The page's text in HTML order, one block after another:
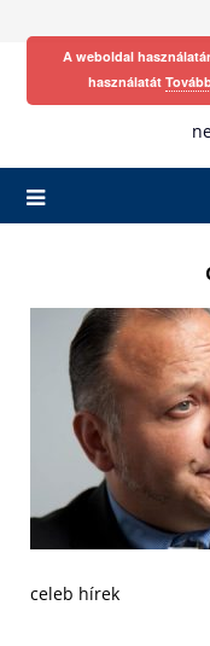
celeb hírek
A weboldal
használatát